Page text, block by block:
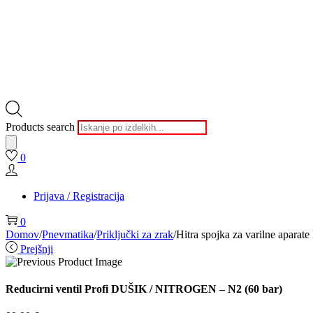
Products search
0
Prijava / Registracija
0
Domov/Pnevmatika/Priključki za zrak/Hitra spojka za varilne
Prejšnji
Reducirni ventil Profi DUŠIK / NITROGEN – N2 (60 bar)